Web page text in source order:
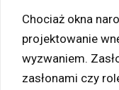
Chociaż okna
projektowanie
wyzwaniem.
zasłonami czy